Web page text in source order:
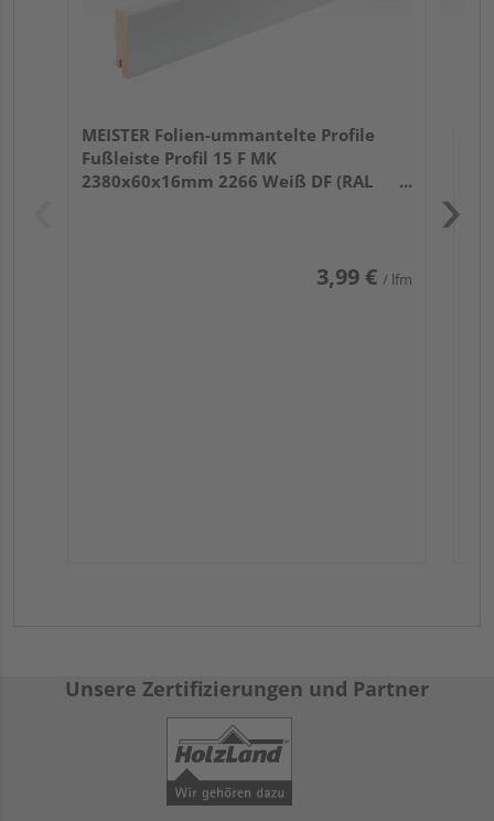
MEISTER Folien-ummantelte Profile
Fußleiste Profil 15 F MK
2380x60x16mm 2266 Weiß DF (RAL
3,99 € / lfm
Unsere Zertifizierungen und Partner